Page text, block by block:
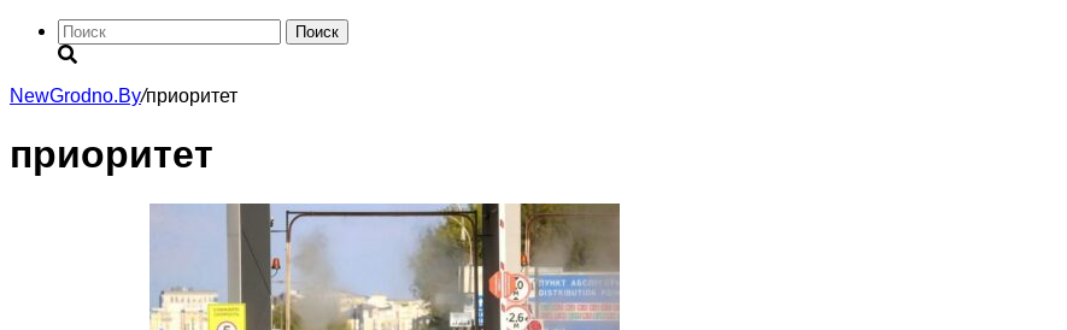
Поиск
NewGrodno.By/приоритет
приоритет